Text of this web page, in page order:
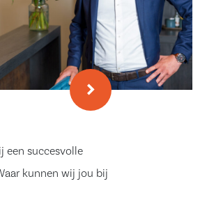
een succesvolle
kunnen wij jou bij